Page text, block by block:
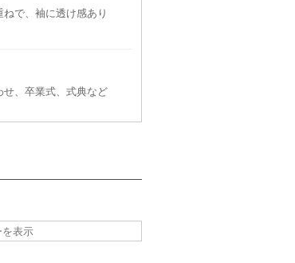
で、袖に透け感あり
、卒業式、式典など